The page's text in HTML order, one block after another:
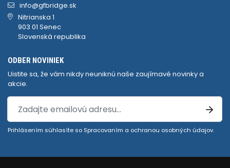
info@gfbridge.sk
Nitrianska 1
903 01 Senec
Slovenská republika
ODBER NOVINIEK
Uistite sa, že vám nikdy neuniknú naše zaujímavé novinky a
akcie.
Prihlásením súhlasíte so Spracovaním a ochranou osobných údajov.